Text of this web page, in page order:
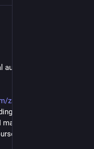
live coding
zserge/fenster
session that is
a repository with a